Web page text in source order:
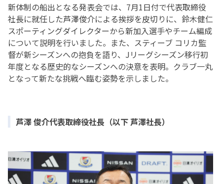
新体制の船出となる発表会では、7月1日付で代表取締役
社長に就任した芦澤俊介による挨拶を皮切りに、鈴木健仁
スポーティングダイレクターから新加入選手やチーム編成
について説明を行いました。また、スティーブ コリカ監
督が新シーズンへの抱負を語り、Jリーグシーズン移行初
年度となる歴史的なシーズンへの決意を表明。クラブ一丸
となって新たな挑戦へ臨む姿勢を示しました。
芦澤 俊介代表取締役社長（以下 芦澤社長）